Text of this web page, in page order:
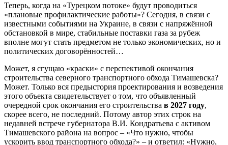
Теперь, когда на «Турецком потоке» будут проводиться
«плановые профилактические работы»? Сегодня, в связи с
известными событиями на Украине, в связи с напряжённой
обстановкой в мире, стабильные поставки газа за рубеж
вполне могут стать предметом не только экономических, но и
политических договорённостей…
Может, я сгущаю «краски» с перспективой окончания
строительства северного транспортного обхода Тимашевска?
Может. Только вся предыстория проектирования и возведения
этого объекта свидетельствует о том, что объявленный
очередной срок окончания его строительства в 2027 году,
скорее всего, не последний. Потому автор этих строк на
недавней встрече губернатора В.И. Кондратьева с активом
Тимашевского района на вопрос – «Что нужно, чтобы
ускорить ввод транспортного обхода?» – и ответил: «Нужно,